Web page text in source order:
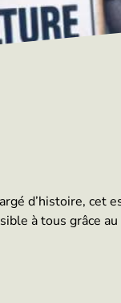
d’histoire, cet
à tous grâce